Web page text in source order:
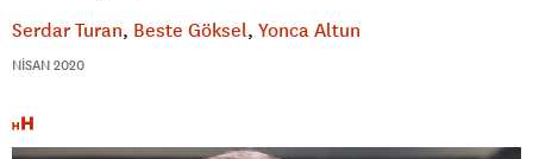
Serdar Turan Beste Göksel Yonca Altun
NISAN 2020